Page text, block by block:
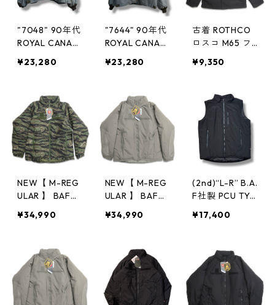
02
506
506
"7048" 90年代
ROYAL CANADI
RCAF カナダ軍
ット エアフォ
ースブルー ミ
リタリー 古着
古着屋 高円寺
ビンテージ n60
506
¥23,280
"7644" 90年代
ROYAL CANADI
RCAF カナダ軍
ット エアフォ
ースブルー ミ
リタリー 古着
古着屋 高円寺
ビンテージ n60
506
¥23,280
古着 ROTHCO
ロスコ M65 フ
ット 民間 ミリ
イナー付き ブ
ラック 表記：X
S-R gd40884
3n w60319
¥9,350
NEW【 M-REG
ULAR 】 BAF社
N3 LEVEL7 TYP
ジャケット タ
イガーカモ ミ
リタリー gd03
3n
¥34,990
NEW【 M-REG
ULAR 】 BAF社
N3 LEVEL7 TYP
ジャケット グ
レー ミリタリ
ー表記：M-RE
GULAR gd40
1440n w40116
¥34,990
(2nd)“L-R” B.A.
F社製 PCU TYP
III LEVEL 7 プリ
ト 灰 アーバン
グレー ミリタ
リー “未使用品”
古着 古着屋 高
円寺 ビンテー
¥17,400